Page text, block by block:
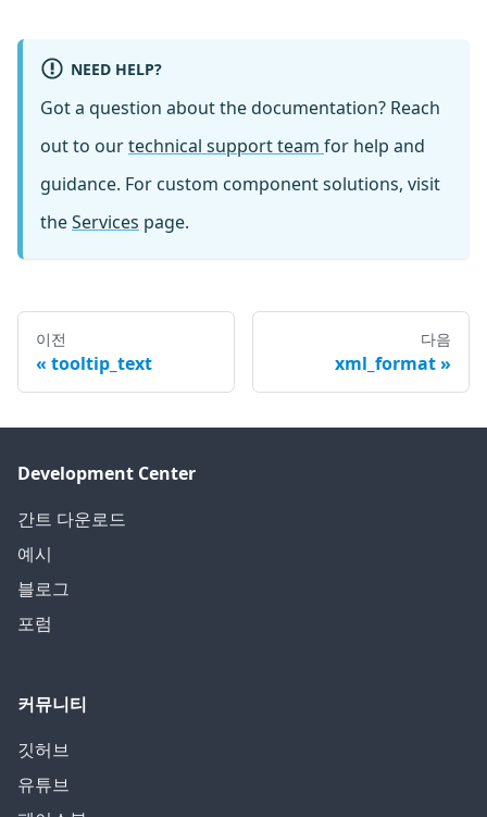
NEED HELP?
Got a question about the documentation? Reach
out to ourtechnical support team for help and
guidance. For custom component solutions, visit
theServices page.
이전
tooltip_text
다음
xml_format
Development Center
간트 다운로드
예시
블로그
포럼
커뮤니티
깃허브
유튜브